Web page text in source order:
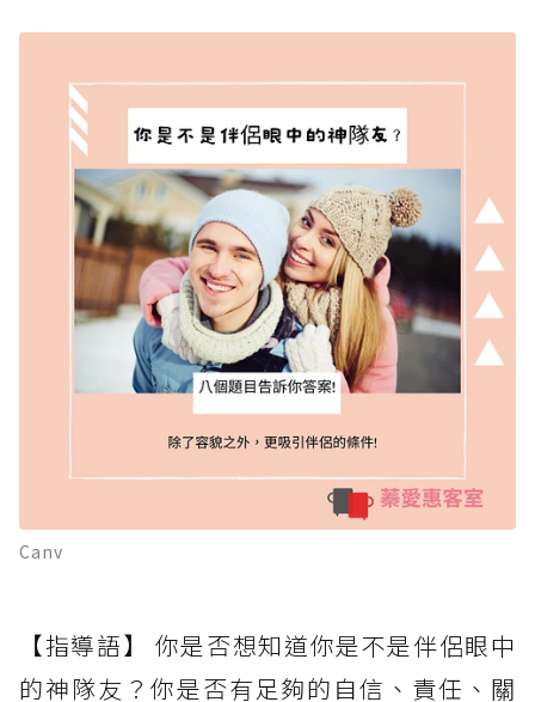
Canv
【指導語】 你是否想知道你是不是伴侶眼中
的神隊友？你是否有足夠的自信、責任、關